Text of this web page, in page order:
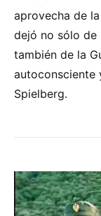
aprovecha de
dejó no sólo de
también de la
autoconsciente
Spielberg.